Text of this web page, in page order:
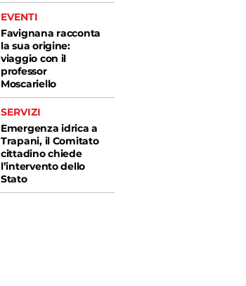
EVENTI
Favignana racconta
la sua origine:
viaggio con il
professor
Moscariello
SERVIZI
Emergenza idrica a
Trapani, il Comitato
cittadino chiede
l’intervento dello
Stato